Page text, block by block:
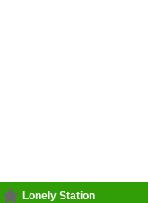
Lonely Station